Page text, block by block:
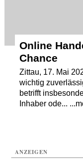
Online
Chance
Zittau, 17. Mai
wichtig
betrifft
Inhaber ode...
ANZEIGEN